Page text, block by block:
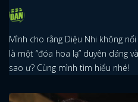
Mình cho rằng Diệu Nhi không
là một “đóa hoa lạ” duyên dáng
sao ư? Cùng mình tìm hiểu nhé!